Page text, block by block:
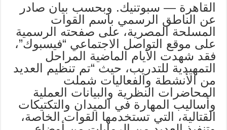
القاهرة — سبوتنيك. وبحسب بيان صادر
عن الناطق الرسمي باسم القوات
المسلحة المصرية، على صفحته الرسمية
على موقع التواصل الاجتماعي “فيسبوك”،
فقد شهدت الأيام الماضية المراحل
التمهيدية للتدريب، حيث “تم تنظيم العديد
من الأنشطة والفعاليات شملت
المحاضرات النظرية والبيانات العملية
وأساليب المهارة في الميدان والتكتيكات
القتالية، التي تستخدمها القوات الخاصة،